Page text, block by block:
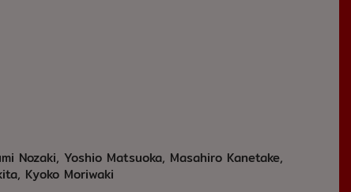
Nozaki, Yoshio Matsuoka, Masahiro Kanetake,
Kyoko Moriwaki